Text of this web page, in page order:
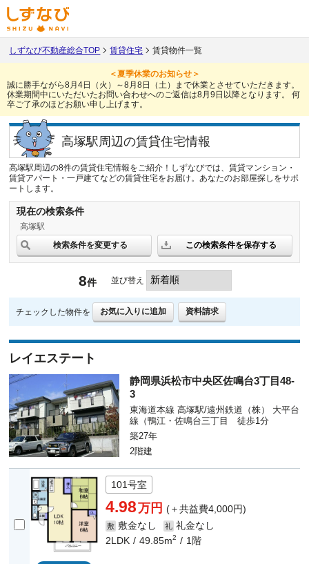
しずなび不動産総合TOP 賃貸住宅 賃貸物件一覧
＜夏季休業のお知らせ＞
誠に勝手ながら8月4日（火）～8月8日（土）まで休業とさせていただきます。
休業期間中にいただいたお問い合わせへのご返信は8月9日以降となります。
何
卒ご了承のほどお願い申し上げます。
高塚駅周辺の賃貸住宅情報
高塚駅周辺の8件の賃貸住宅情報をご紹介！しずなびでは、賃貸マンション・
賃貸アパート・一戸建てなどの賃貸住宅をお届け。あなたのお部屋探しをサポ
ートします。
現在の検索条件
高塚駅
検索条件を変更する
この検索条件を保存する
8件 並び替え
チェックした物件を お気に入りに追加 資料請求
レイエステート
静岡県浜松市中央区佐鳴台3丁目48-
3
東海道本線 高塚駅/遠州鉄道（株） 大平台
線（鴨江・佐鳴台三丁目 徒歩1分
築27年
2階建
101号室
4.98万円(＋共益費4,000円)
敷 敷金なし 礼 礼金なし
2LDK
49.85m2 1階